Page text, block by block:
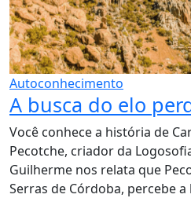
Autoconhecimento
A busca do elo
Você conhece a história de
Pecotche, criador da
Guilherme nos relata que
Serras de Córdoba, percebe a